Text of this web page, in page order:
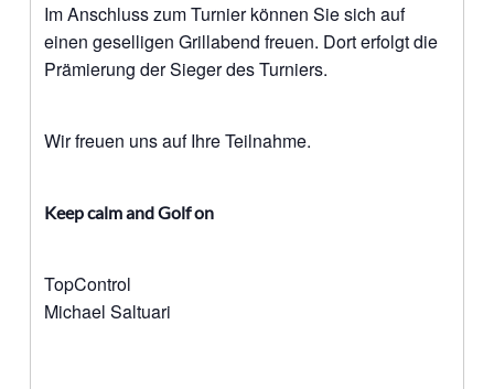
Im Anschluss zum Turnier können Sie sich auf
einen geselligen Grillabend freuen. Dort erfolgt die
Prämierung der Sieger des Turniers.
Wir freuen uns auf Ihre Teilnahme.
Keep calm and Golf on
TopControl
Michael Saltuari